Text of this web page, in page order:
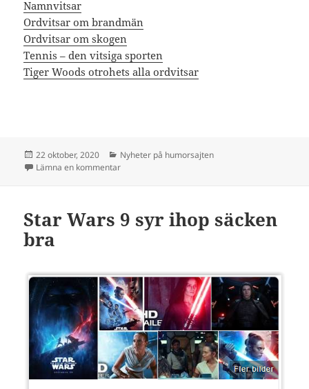
Namnvitsar
Ordvitsar om brandmän
Ordvitsar om skogen
Tennis – den vitsiga sporten
Tiger Woods otrohets alla ordvitsar
Postat
22 oktober, 2020 Kategorier
Nyheter på humorsajten
Lämna en kommentartill Ordvitsarna nu mobilanpassade
Star Wars 9 syr ihop säcken
bra